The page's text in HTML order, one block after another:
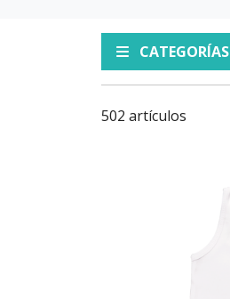
CATEGORÍAS
502 artículos